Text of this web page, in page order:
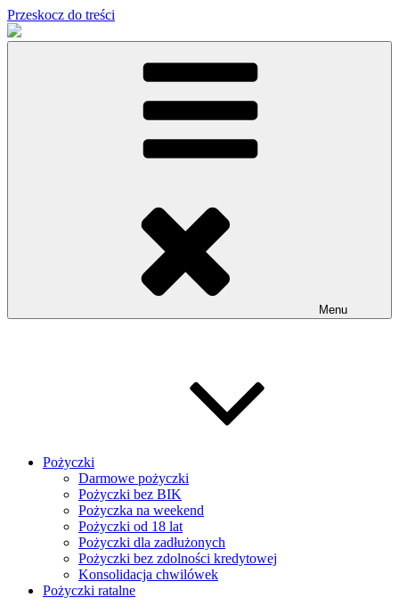
Przeskocz do treści
Menu
Pożyczki
Darmowe pożyczki
Pożyczki bez BIK
Pożyczka na weekend
Pożyczki od 18 lat
Pożyczki dla zadłużonych
Pożyczki bez zdolności kredytowej
Konsolidacja chwilówek
Pożyczki ratalne